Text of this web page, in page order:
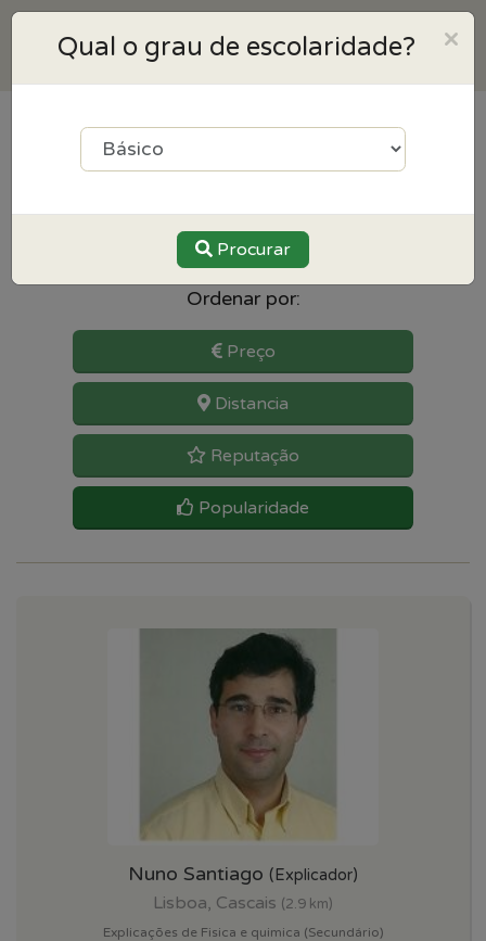
resultados para Física e
Ordenar por:
Preço
Distancia
Reputação
Popularidade
Nuno Santiago (Explicador)
Lisboa, Cascais (2.9 km)
Explicações de Fisica e quimica (Secundário)
×
Qual o grau de escolaridade?
Procurar